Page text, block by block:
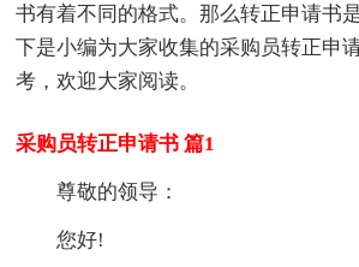
书有着不同的格式。那么转正申请书
下是小编为大家收集的采购员转正申
考，欢迎大家阅读。
采购员转正申请书 篇1
尊敬的领导：
您好!